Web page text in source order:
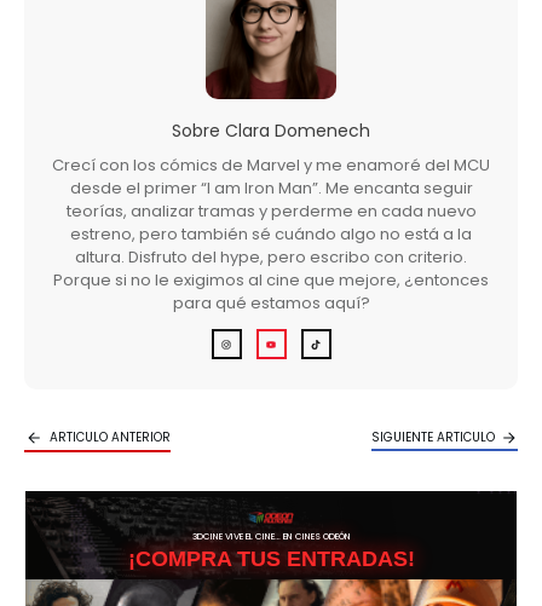
Sobre Clara Domenech
Crecí con los cómics de Marvel y me enamoré del MCU
desde el primer “I am Iron Man”. Me encanta seguir
teorías, analizar tramas y perderme en cada nuevo
estreno, pero también sé cuándo algo no está a la
altura. Disfruto del hype, pero escribo con criterio.
Porque si no le exigimos al cine que mejore, ¿entonces
para qué estamos aquí?
ARTICULO ANTERIOR SIGUIENTE ARTICULO
3DCINE VIVE EL CINE… EN CINES ODEÓN
¡COMPRA TUS ENTRADAS!